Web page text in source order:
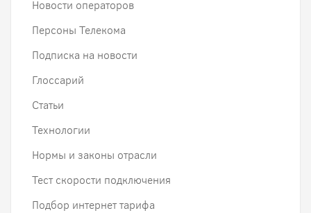
Новости операторов
Персоны Телекома
Подписка на новости
Глоссарий
Статьи
Технологии
Нормы и законы отрасли
Тест скорости подключения
Подбор интернет тарифа